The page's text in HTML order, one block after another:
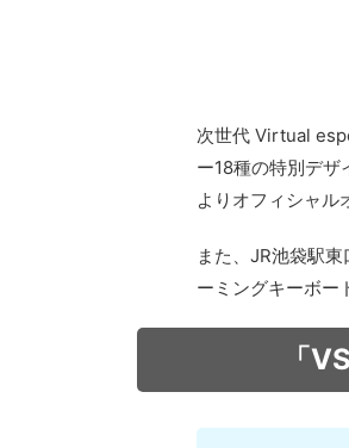
次世代 Virtual
ー18種の特別デ
よりオフィシャル
また、JR池袋駅
ーミングキーボー
「